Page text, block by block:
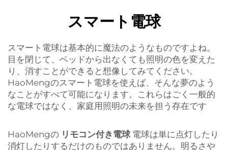
スマート電球
スマート電球は基本的に魔法のようなものですよね。
目を閉じて、ベッドから出なくても照明の色を変えた
り、消すことができると想像してみてください。
HaoMengのスマート電球を使えば、そんな夢のよう
なことがすべて可能になります。これらはごく一般的
な電球ではなく、家庭用照明の未来を担う存在です
HaoMengの リモコン付き電球 電球は単に点灯したり
消灯したりするだけのものではありません。明るさや